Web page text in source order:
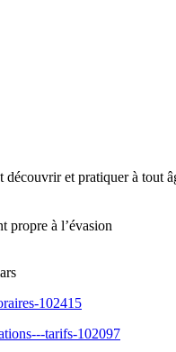
découvrir et pratiquer à
propre à l’évasion
102415
tarifs-102097